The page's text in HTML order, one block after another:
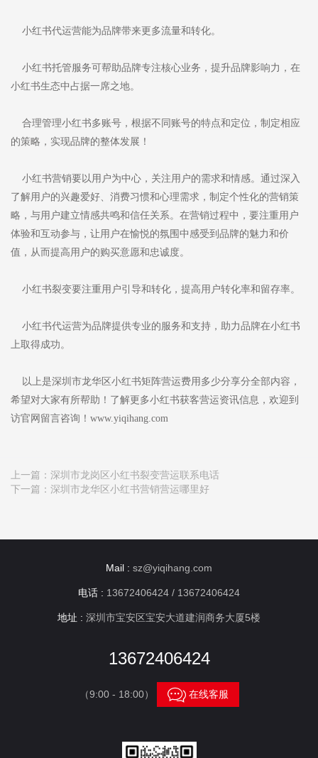
小红书代运营能为品牌带来更多流量和转化。
小红书托管服务可帮助品牌专注核心业务，提升品牌影响力，在
小红书生态中占据一席之地。
合理管理小红书多账号，根据不同账号的特点和定位，制定相应
的策略，实现品牌的整体发展！
小红书营销要以用户为中心，关注用户的需求和情感。通过深入
了解用户的兴趣爱好、消费习惯和心理需求，制定个性化的营销策
略，与用户建立情感共鸣和信任关系。在营销过程中，要注重用户
体验和互动参与，让用户在愉悦的氛围中感受到品牌的魅力和价
值，从而提高用户的购买意愿和忠诚度。
小红书裂变要注重用户引导和转化，提高用户转化率和留存率。
小红书代运营为品牌提供专业的服务和支持，助力品牌在小红书
上取得成功。
以上是深圳市龙华区小红书矩阵营运费用多少分享分全部内容，
希望对大家有所帮助！了解更多小红书获客营运资讯信息，欢迎到
访官网留言咨询！www.yiqihang.com
上一篇： 深圳市龙岗区小红书裂变营运联系电话
下一篇： 深圳市龙华区小红书营销营运哪里好
Mail : sz@yiqihang.com
电话 : 13672406424 / 13672406424
地址 : 深圳市宝安区宝安大道建润商务大厦5楼
13672406424
（9:00 - 18:00） 在线客服